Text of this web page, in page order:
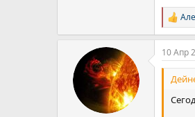
Р
е
а
к
ц
и
10 Апр